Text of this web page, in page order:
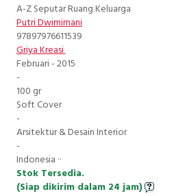
A-Z Seputar Ruang Keluarga
Putri Dwimirnani
97897976611539
Griya Kreasi
Februari - 2015
-
100 gr
Soft Cover
-
Arsitektur & Desain Interior
-
Indonesia ··
Stok Tersedia.
(Siap dikirim dalam 24 jam)